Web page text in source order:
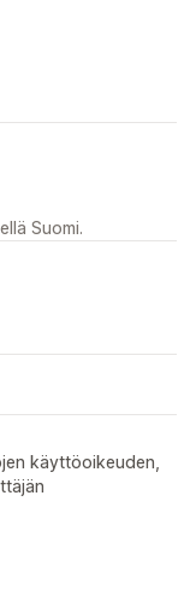
Suomi.
käyttöoikeuden,